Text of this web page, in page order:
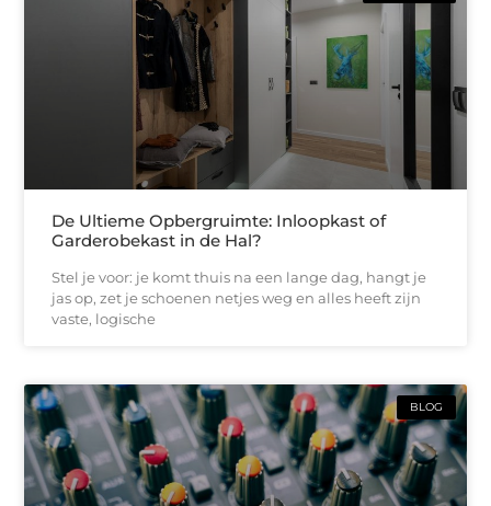
De Ultieme Opbergruimte: Inloopkast of
Garderobekast in de Hal?
Stel je voor: je komt thuis na een lange dag, hangt je
jas op, zet je schoenen netjes weg en alles heeft zijn
vaste, logische
BLOG